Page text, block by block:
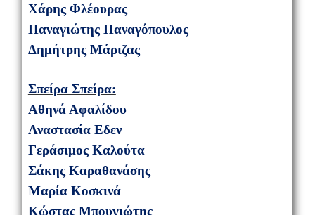
Χάρης Φλέουρας
Παναγιώτης Παναγόπουλος
Δημήτρης Μάριζας
Σπείρα Σπείρα:
Αθηνά Αφαλίδου
Αναστασία Εδεν
Γεράσιμος Καλούτα
Σάκης Καραθανάσης
Μαρία Κοσκινά
Κώστας Μπουγιώτης